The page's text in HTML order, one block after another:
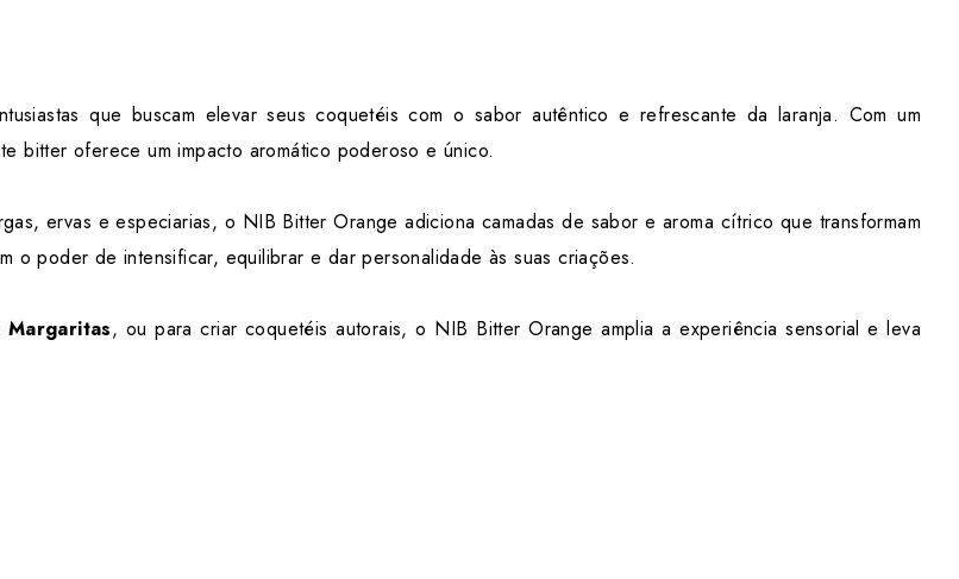
que buscam elevar seus coquetéis com o sabor autêntico e refrescante da laranja. Com um
bitter oferece um impacto aromático poderoso e único.
ervas e especiarias, o NIB Bitter Orange adiciona camadas de sabor e aroma cítrico que transformam
o poder de intensificar, equilibrar e dar personalidade às suas criações.
, ou para criar coquetéis autorais, o NIB Bitter Orange amplia a experiência sensorial e leva